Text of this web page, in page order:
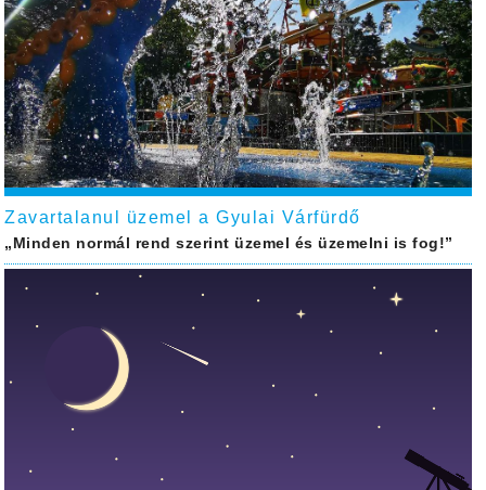
Zavartalanul üzemel a Gyulai Várfürdő
„Minden normál rend szerint üzemel és üzemelni is fog!”